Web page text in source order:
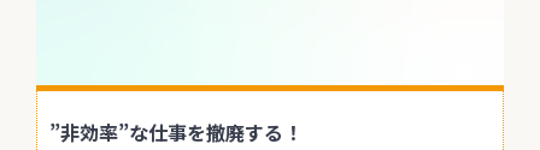
”非効率”な仕事を撤廃する！